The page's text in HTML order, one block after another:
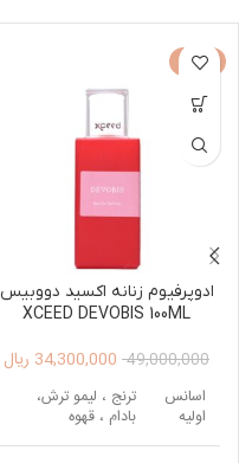
-30%
ادوپرفیوم زنانه اکسید دووبیس
XCEED DEVOBIS 100ML
49,000,000
34,300,000 ریال
اسانس
اولیه
ترنج ، لیمو ترش،
بادام ، قهوه